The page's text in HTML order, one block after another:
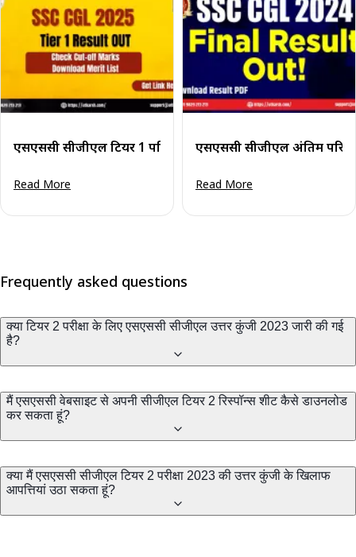
एसएससी सीजीएल टियर 1 परिणाम 2025 घोषित: मेरिट लिस्ट
Read More
एसएससी सीजीएल अंतिम
Read More
Frequently asked questions
क्या टियर 2 परीक्षा के लिए एसएससी सीजीएल उत्तर कुंजी 2023 जारी की गई
है?
मैं एसएससी वेबसाइट से अपनी सीजीएल टियर 2 रिस्पॉन्स शीट कैसे डाउनलोड
कर सकता हूं?
क्या मैं एसएससी सीजीएल टियर 2 परीक्षा 2023 की उत्तर कुंजी के खिलाफ
आपत्तियां उठा सकता हूं?